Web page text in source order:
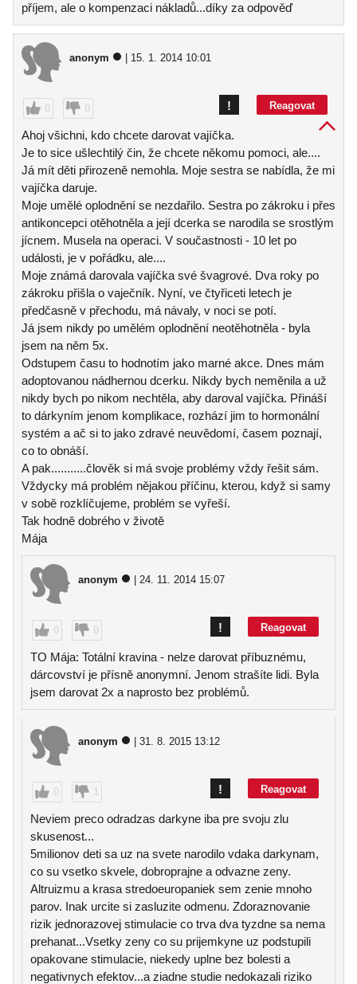
příjem, ale o kompenzaci nákladů...díky za odpověď
anonym | 15. 1. 2014 10:01
0 0 Reagovat
!
Ahoj všichni, kdo chcete darovat vajíčka.
Je to sice ušlechtilý čin, že chcete někomu pomoci, ale....
Já mít děti přirozeně nemohla. Moje sestra se nabídla, že mi
vajíčka daruje.
Moje umělé oplodnění se nezdařilo. Sestra po zákroku i přes
antikoncepci otěhotněla a její dcerka se narodila se srostlým
jícnem. Musela na operaci. V součastnosti - 10 let po
události, je v pořádku, ale....
Moje známá darovala vajíčka své švagrové. Dva roky po
zákroku přišla o vaječník. Nyní, ve čtyřiceti letech je
předčasně v přechodu, má návaly, v noci se potí.
Já jsem nikdy po umělém oplodnění neotěhotněla - byla
jsem na něm 5x.
Odstupem času to hodnotím jako marné akce. Dnes mám
adoptovanou nádhernou dcerku. Nikdy bych neměnila a už
nikdy bych po nikom nechtěla, aby daroval vajíčka. Přináší
to dárkyním jenom komplikace, rozhází jim to hormonální
systém a ač si to jako zdravé neuvědomí, časem poznají,
co to obnáší.
A pak...........člověk si má svoje problémy vždy řešit sám.
Vždycky má problém nějakou příčinu, kterou, když si samy
v sobě rozklíčujeme, problém se vyřeší.
Tak hodně dobrého v životě
Mája
anonym | 24. 11. 2014 15:07
0 0 Reagovat
!
TO Mája: Totální kravina - nelze darovat příbuznému,
dárcovství je přísně anonymní. Jenom strašíte lidi. Byla
jsem darovat 2x a naprosto bez problémů.
anonym | 31. 8. 2015 13:12
0 1 Reagovat
!
Neviem preco odradzas darkyne iba pre svoju zlu
skusenost...
5milionov deti sa uz na svete narodilo vdaka darkynam,
co su vsetko skvele, dobroprajne a odvazne zeny.
Altruizmu a krasa stredoeuropaniek sem zenie mnoho
parov. Inak urcite si zasluzite odmenu. Zdoraznovanie
rizik jednorazovej stimulacie co trva dva tyzdne sa nema
prehanat...Vsetky zeny co su prijemkyne uz podstupili
opakovane stimulacie, niekedy uplne bez bolesti a
negativnych efektov...a ziadne studie nedokazali riziko